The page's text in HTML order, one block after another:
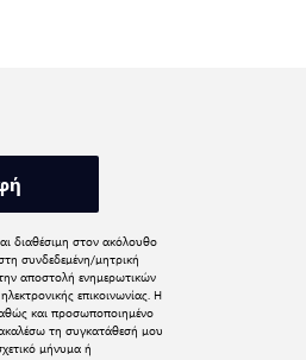
διαθέσιμη στον ακόλουθο
συνδεδεμένη/μητρική
αποστολή ενημερωτικών
επικοινωνίας. Η
και προσωποποιημένο
τη συγκατάθεσή μου
μήνυμα ή